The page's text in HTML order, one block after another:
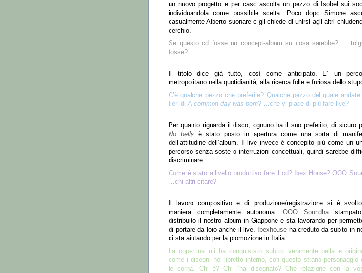
un nuovo progetto e per caso ascolta un pezzo di Isobel sui
individuandola come possibile scelta. Poco dopo Simone
casualmente Alberto suonare e gli chiede di unirsi agli altri
cerchio.
Se questo cd fosse un concept-album su cosa sarebbe? …
fosse?
Il titolo dice già tutto, così come anticipato. E’ un
metropolitano nella quotidianità, alla ricerca folle e furiosa dello
C’è qualche pezzo che preferite? Qualche pezzo del quale andate
fieri diA common day was born? …che vi piace di più fare live?
Per quanto riguarda il disco, ognuno ha il suo preferito, di sicuro
No belly
è
stato posto in apertura come una sorta di
dell ’attitudine dell ’album. Il live inveceè concepito più come un
percorso senza soste o interruzioni concettuali, quindi sarebbe
discriminare.
Come è stato a livello produttivo fare il cd? Ibex House? OOO
…chi altri citare?
Il lavoro compositivo e di produzione/registrazione si è
maniera completamente autonoma. OOO Soundha
distribuito il nostro album in Giappone e sta lavorando per
di portare da loro anche il live.
Ibexhouse ha creduto da subito in
ci sta aiutando per la promozione in Italia.
La copertina mi ha conquistato subito, veramente bella e
come i disegni nel libretto interno, con questo strano personaggio
le corna. Chi è? Chi l ’ ha disegnato? Che relazione con la